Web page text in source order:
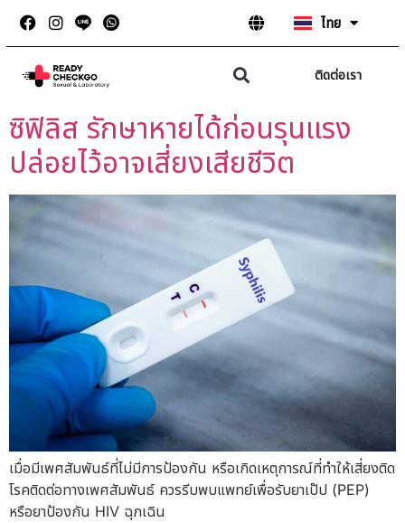
ไทย
English
ติดต่อเรา
ซิฟิลิส รักษาหายได้ก่อนรุนแรง
ปล่อยไว้อาจเสี่ยงเสียชีวิต
เมื่อมีเพศสัมพันธ์ที่ไม่มีการป้องกัน หรือเกิดเหตุการณ์ที่ทำให้เสี่ยงติด
โรคติดต่อทางเพศสัมพันธ์ ควรรีบพบแพทย์เพื่อรับยาเป๊ป (PEP)
หรือยาป้องกัน HIV ฉุกเฉิน